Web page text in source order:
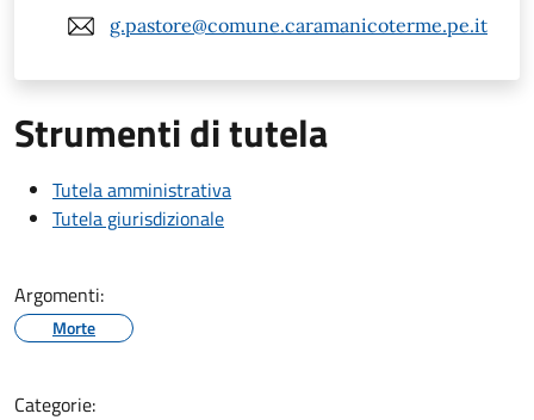
g.pastore@comune.caramanicoterme.pe.it
Strumenti di tutela
Tutela amministrativa
Tutela giurisdizionale
Argomenti:
Morte
Categorie: